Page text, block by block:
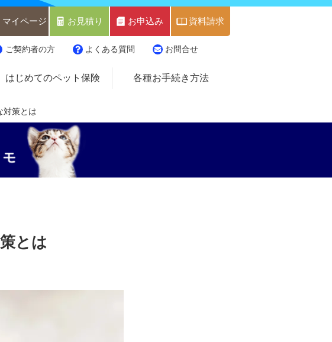
マイページ お見積り お申込み 資料請求
ご契約者の方 よくある質問 お問合せ
はじめてのペット保険 各種お手続き方法
対策とは
とは